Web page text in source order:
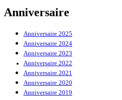
Anniversaire
Anniversaire 2025
Anniversaire 2024
Anniversaire 2023
Anniversaire 2022
Anniversaire 2021
Anniversaire 2020
Anniversaire 2019